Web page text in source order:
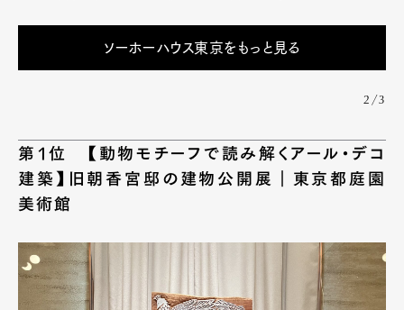
ソーホーハウス東京をもっと見る
2/3
第1位 【動物モチーフで読み解くアール・デコ
建築】旧朝香宮邸の建物公開展｜東京都庭園
美術館